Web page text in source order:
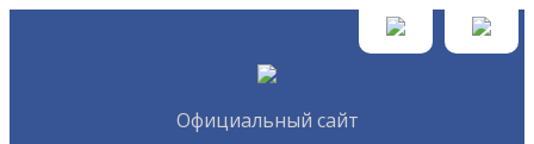
Официальный сайт